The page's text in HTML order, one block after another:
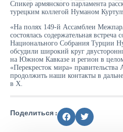
Спикер армянского парламента
турецким коллегой Нуманом
«На полях 149-й Ассамблеи
состоялась содержательная встреча
Национального Собрания Турции
обсудили широкий круг
на Южном Кавказе и регион в
«Перекресток мира»
продолжить наши контакты в
в Х.
Поделиться :